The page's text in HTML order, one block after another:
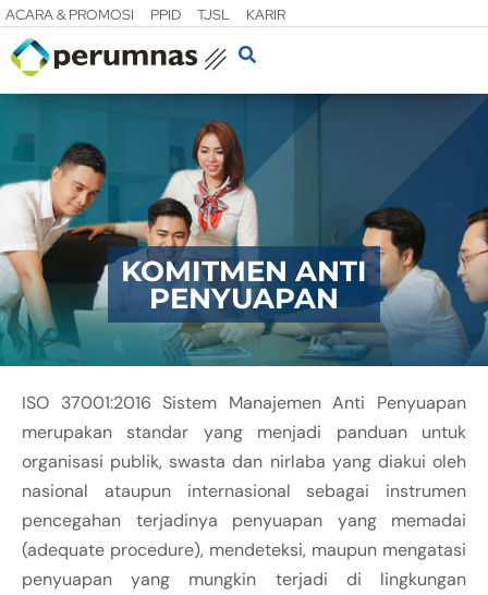
ACARA & PROMOSI PPID TJSL KARIR
KOMITMEN ANTI
PENYUAPAN
ISO 37001:2016 Sistem Manajemen Anti Penyuapan
merupakan standar yang menjadi panduan untuk
organisasi publik, swasta dan nirlaba yang diakui oleh
nasional ataupun internasional sebagai instrumen
pencegahan terjadinya penyuapan yang memadai
(adequate procedure), mendeteksi, maupun mengatasi
penyuapan yang mungkin terjadi di lingkungan